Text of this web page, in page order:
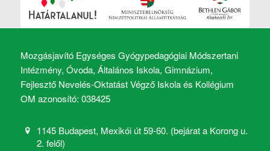
Mozgásjavító Egységes Gyógypedagógiai Módszertani
Intézmény, Óvoda, Általános Iskola, Gimnázium,
Fejlesztő Nevelés-Oktatást Végző Iskola és Kollégium
OM azonosító: 038425
1145 Budapest, Mexikói út 59-60. (bejárat a Korong u.
2. felől)